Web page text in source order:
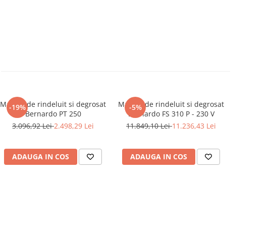
-19%
Masina de rindeluit si degrosat
Bernardo PT 250
3.096,92 Lei2.498,29 Lei
ADAUGA IN COS
-5%
Masina de rindeluit si degrosat
Bernardo FS 310 P - 230 V
11.849,10 Lei11.236,43 Lei
ADAUGA IN COS